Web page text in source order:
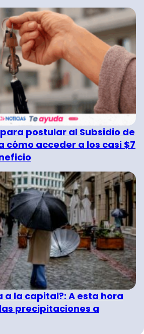
postular al Subsidio de
cómo acceder a los casi $7
a la capital?: A esta hora
precipitaciones a